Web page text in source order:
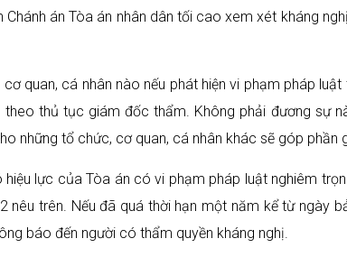
án Tòa án nhân dân tối cao xem xét kháng
quan, cá nhân nào nếu phát hiện vi phạm pháp
thủ tục giám đốc thẩm. Không phải đương sự
những tổ chức, cơ quan, cá nhân khác sẽ góp
lực của Tòa án có vi phạm pháp luật nghiêm
nêu trên. Nếu đã quá thời hạn một năm kể từ ngày
báo đến người có thẩm quyền kháng nghị.